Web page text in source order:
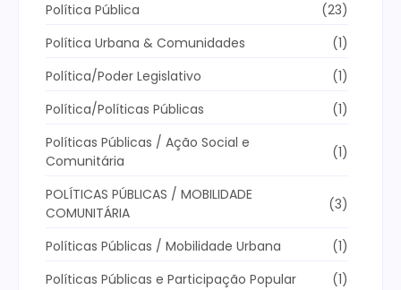
Política Pública
(23)
Política Urbana & Comunidades
(1)
Política/Poder Legislativo
(1)
Política/Políticas Públicas
(1)
Políticas Públicas / Ação Social e
Comunitária
(1)
POLÍTICAS PÚBLICAS / MOBILIDADE
COMUNITÁRIA
(3)
Políticas Públicas / Mobilidade Urbana
(1)
Políticas Públicas e Participação Popular
(1)